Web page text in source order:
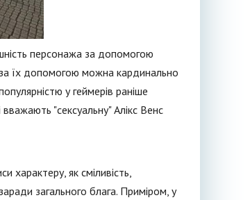
персонажа за допомогою
за їх допомогою можна кардинально
у геймерів раніше
"сексуальну" Алікс Венс
характеру, як сміливість,
загального блага. Приміром, у